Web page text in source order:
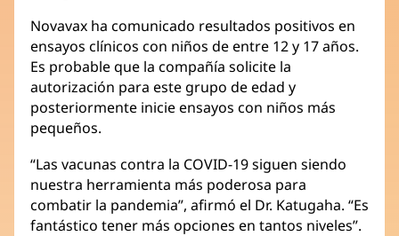
Novavax ha comunicado resultados positivos en
ensayos clínicos con niños de entre 12 y 17 años.
Es probable que la compañía solicite la
autorización para este grupo de edad y
posteriormente inicie ensayos con niños más
pequeños.
“Las vacunas contra la COVID-19 siguen siendo
nuestra herramienta más poderosa para
combatir la pandemia”, afirmó el Dr. Katugaha. “Es
fantástico tener más opciones en tantos niveles”.